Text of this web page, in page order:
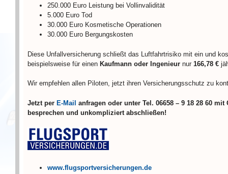
250.000 Euro Leistung bei Vollinvalidität
5.000 Euro Tod
30.000 Euro Kosmetische Operationen
30.000 Euro Bergungskosten
Diese Unfallversicherung schließt das Luftfahrtrisiko mit ein und
beispielsweise für einen Kaufmann oder Ingenieur nur 166,78 €
Wir empfehlen allen Piloten, jetzt ihren Versicherungsschutz zu
Jetzt per E-Mail anfragen oder unter Tel. 06658 – 9 18 28 60 mit
besprechen und unkompliziert abschließen!
www.flugsportversicherungen.de